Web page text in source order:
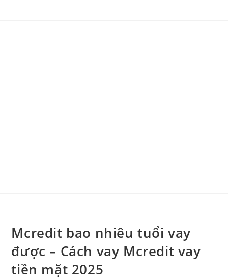
Mcredit bao nhiêu tuổi vay
được – Cách vay Mcredit vay
tiền mặt 2025